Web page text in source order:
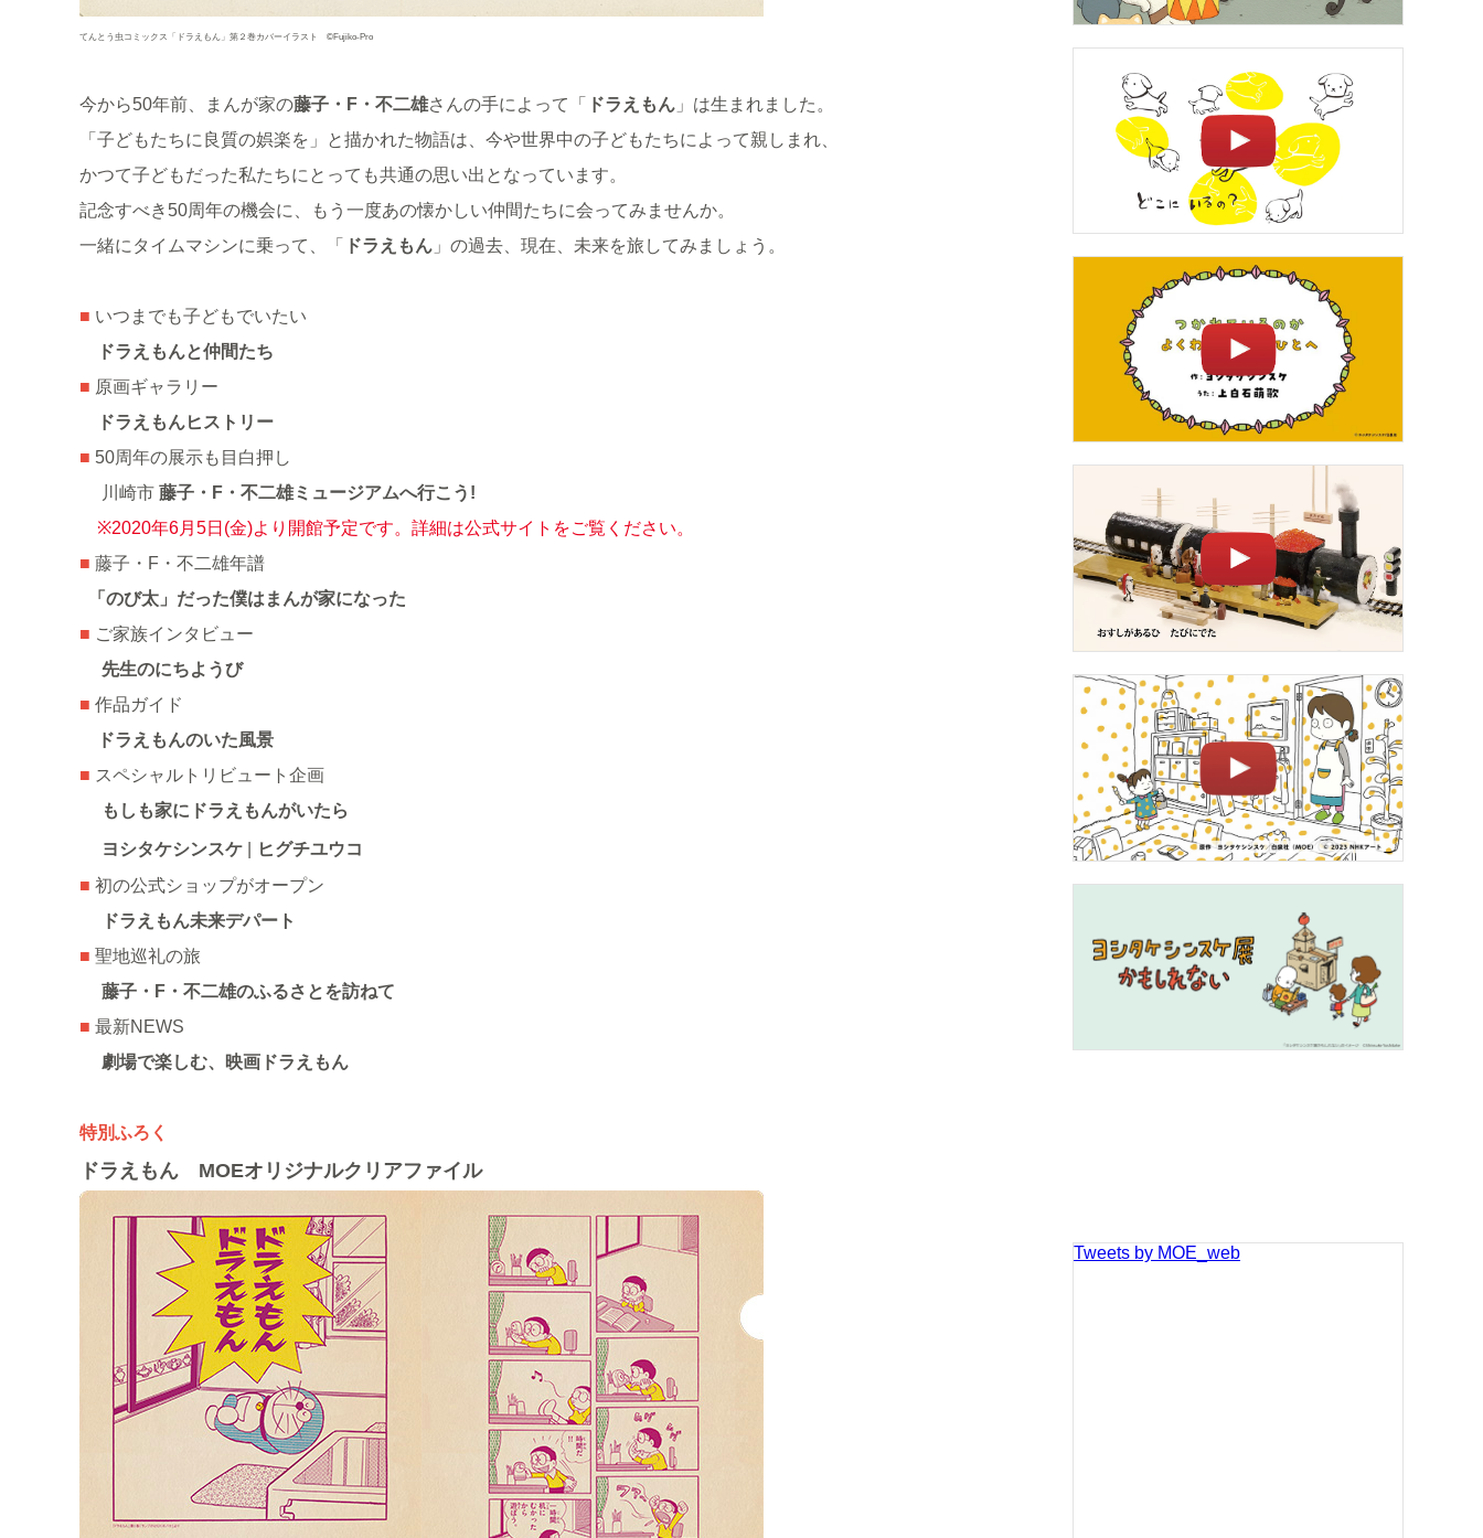
てんとう虫コミックス「ドラえもん」第２巻カバーイラスト ©Fujiko-Pro
今から50年前、まんが家の藤子・F・不二雄さんの手によって「 ドラえもん 」は生まれました。
「子どもたちに良質の娯楽を」と描かれた物語は、今や世界中の子どもたちによって親しまれ、
かつて子どもだった私たちにとっても共通の思い出となっています。
記念すべき50周年の機会に、もう一度あの懐かしい仲間たちに会ってみませんか。
一緒にタイムマシンに乗って、「
ドラえもん 」の過去、現在、未来を旅してみましょう。
■ いつまでも子どもでいたい
ドラえもんと仲間たち
■ 原画ギャラリー
ドラえもんヒストリー
■ 50周年の展示も目白押し
川崎市 藤子・F・不二雄ミュージアムへ行こう!
※2020年6月5日(金)より開館予定です。詳細は公式サイトをご覧ください。
■ 藤子・F・不二雄年譜
「のび太」だった僕はまんが家になった
■ ご家族インタビュー
先生のにちようび
■ 作品ガイド
ドラえもんのいた風景
■ スペシャルトリビュート企画
もしも家にドラえもんがいたら
ヨシタケシンスケ
ヒグチユウコ
■ 初の公式ショップがオープン
ドラえもん未来デパート
■ 聖地巡礼の旅
藤子・F・不二雄のふるさとを訪ねて
■ 最新NEWS
劇場で楽しむ、映画ドラえもん
特別ふろく
ドラえもん MOEオリジナルクリアファイル
Tweets by MOE_web